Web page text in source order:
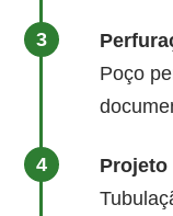
Poço